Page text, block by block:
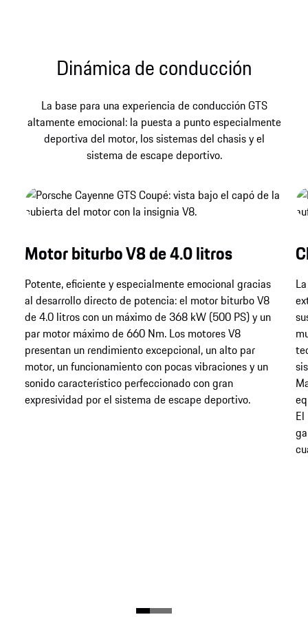
Dinámica de conducción
La base para una experiencia de conducción GTS
altamente emocional: la puesta a punto especialmente
deportiva del motor, los sistemas del chasis y el
sistema de escape deportivo.
Motor biturbo V8 de 4.0 litros
Potente, eficiente y especialmente emocional gracias
al desarrollo directo de potencia: el motor biturbo V8
de 4.0 litros con un máximo de 368 kW (500 PS) y un
par motor máximo de 660 Nm. Los motores V8
presentan un rendimiento excepcional, un alto par
motor, un funcionamiento con pocas vibraciones y un
sonido característico perfeccionado con gran
expresividad por el sistema de escape deportivo.